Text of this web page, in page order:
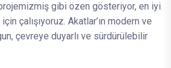
gibi özen gösteriyor, en iyi
çalışıyoruz. Akatlar’ın modern ve
çevreye duyarlı ve sürdürülebilir